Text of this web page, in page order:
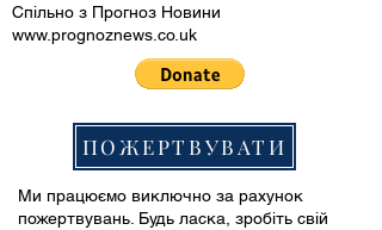
Спільно з Прогноз Новини
www.prognoznews.co.uk
ПОЖЕРТВУВАТИ
Ми працюємо виключно за рахунок
пожертвувань. Будь ласка, зробіть свій